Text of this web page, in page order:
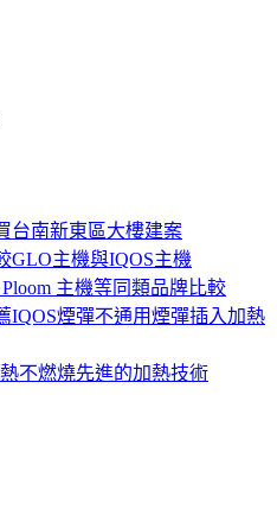
台南新東區大樓建案
GLO主機與IQOS主機
主機等同類品牌比較
IQOS煙彈不通用煙彈插入加熱
不燃燒先進的加熱技術